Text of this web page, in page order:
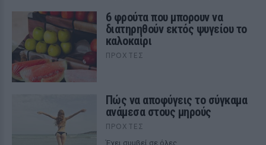
6 φρούτα που μπορουν να
διατηρηθούν εκτός ψυγείου το
καλοκαίρι
ΠΡΟΧΤΈΣ
Πώς να αποφύγεις το σύγκαμα
ανάμεσα στους μηρούς
ΠΡΟΧΤΈΣ
Έχει συμβεί σε όλες